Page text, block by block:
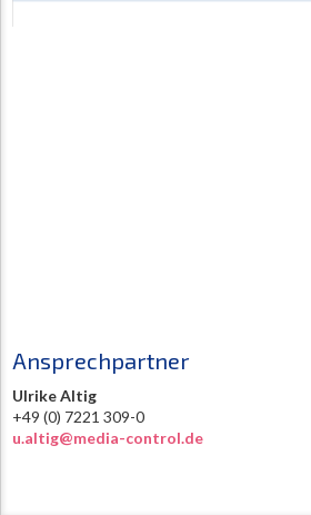
Ansprechpartner
Ulrike Altig
+49 (0) 7221 309-0
u.altig@media-control.de